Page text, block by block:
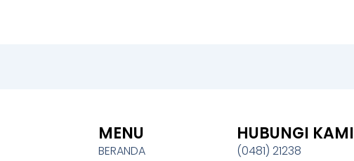
MENU
BERANDA
HUBUNGI KAMI
(0481) 21238